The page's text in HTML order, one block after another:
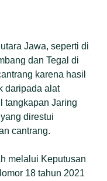
Jawa, seperti di
dan Tegal di
karena hasil
daripada alat
tangkapan Jaring
yang direstui
cantrang.
melalui Keputusan
18 tahun 2021